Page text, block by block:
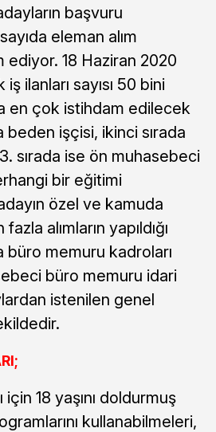
başvuru
eleman alım
ediyor. 18 Haziran 2020
ilanları sayısı 50 bini
en çok istihdam edilecek
beden işçisi, ikinci sırada
sırada ise ön muhasebeci
bir eğitimi
özel ve kamuda
alımların yapıldığı
büro memuru kadroları
büro memuru idari
istenilen genel
için 18 yaşını doldurmuş
kullanabilmeleri,